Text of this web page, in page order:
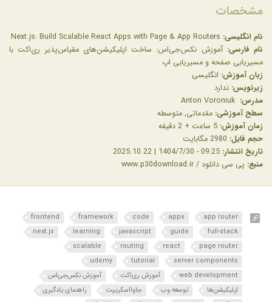
مشخصات
نام انگلیسی:
نام فارسی: آموزش نکس‌جی‌اس: ساخت اپلیکیشن‌های مقیاس‌پذیر ری‌اکت با
مسیریابی صفحه و مسیریابی اپ
زبان آموزش: انگلیسی
زیرنویس: ندارد
مدرس: Anton Voroniuk
سطح آموزشی: مقدماتی, متوسطه
زمان آموزش:
حجم فایل:
تاریخ انتشار:
منبع: پی سی دانلود / www.p30download.ir
app router
apps
code
framework
frontend
full-stack
guide
javascript
learning
next.js
page router
react
routing
scalable
server components
tutorial
udemy
web development
آموزش ری‌اکت
آموزش نکس‌جی‌اس
اپلیکیشن‌ها
توسعه وب جاوااسکریپت
راهنمای یادگیری